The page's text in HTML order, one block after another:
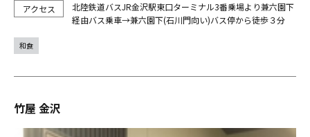
北陸鉄道バスJR金沢駅東口ターミナル3番乗場より兼六園下
経由バス乗車→兼六園下(石川門向い)バス停から徒歩３分
和食
竹屋 金沢